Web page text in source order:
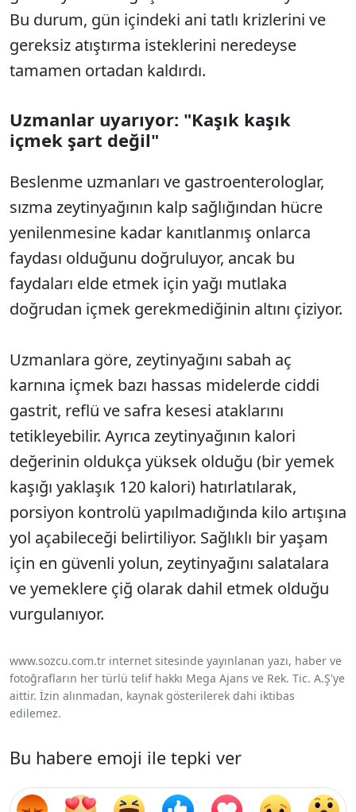
Bu durum, gün içindeki ani tatlı krizlerini ve
gereksiz atıştırma isteklerini neredeyse
tamamen ortadan kaldırdı.
Uzmanlar uyarıyor: "Kaşık kaşık
içmek şart değil"
Beslenme uzmanları ve gastroenterologlar,
sızma zeytinyağının kalp sağlığından hücre
yenilenmesine kadar kanıtlanmış onlarca
faydası olduğunu doğruluyor, ancak bu
faydaları elde etmek için yağı mutlaka
doğrudan içmek gerekmediğinin altını çiziyor.
Uzmanlara göre, zeytinyağını sabah aç
karnına içmek bazı hassas midelerde ciddi
gastrit, reflü ve safra kesesi ataklarını
tetikleyebilir. Ayrıca zeytinyağının kalori
değerinin oldukça yüksek olduğu (bir yemek
kaşığı yaklaşık 120 kalori) hatırlatılarak,
porsiyon kontrolü yapılmadığında kilo artışına
yol açabileceği belirtiliyor. Sağlıklı bir yaşam
için en güvenli yolun, zeytinyağını salatalara
ve yemeklere çiğ olarak dahil etmek olduğu
vurgulanıyor.
www.sozcu.com.tr internet sitesinde yayınlanan yazı, haber ve
fotoğrafların her türlü telif hakkı Mega Ajans ve Rek. Tic. A.Ş'ye
aittir. İzin alınmadan, kaynak gösterilerek dahi iktibas
edilemez.
Bu habere emoji ile tepki ver